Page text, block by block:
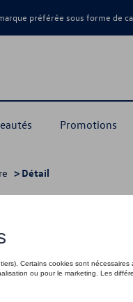
préférée sous forme de
Promotions
> Détail
7 places